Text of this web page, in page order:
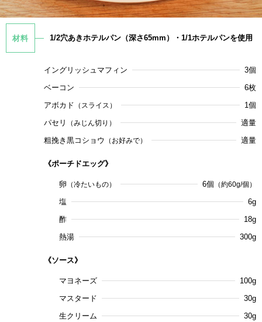
材料 1/2穴あきホテルパン（深さ65mm）・1/1ホテルパンを使用
イングリッシュマフィン
3個
ベーコン
6枚
アボカド （スライス）
1個
パセリ
（みじん切り）
適量
粗挽き黒コショウ
（お好みで） 適量
《ポーチドエッグ》
卵 （冷たいもの） 6個 （約60g/個）
塩
6g
酢
18g
熱湯
300g
《ソース》
マヨネーズ
100g
マスタード
30g
生クリーム
30g